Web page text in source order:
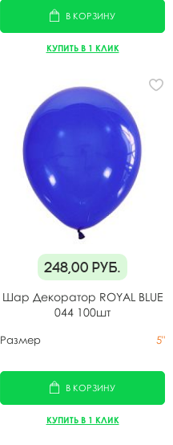
В КОРЗИНУ
КУПИТЬ В 1 КЛИК
248,00 руб.
Шар Декоратор ROYAL BLUE
044 100шт
Размер 5"
В КОРЗИНУ
КУПИТЬ В 1 КЛИК